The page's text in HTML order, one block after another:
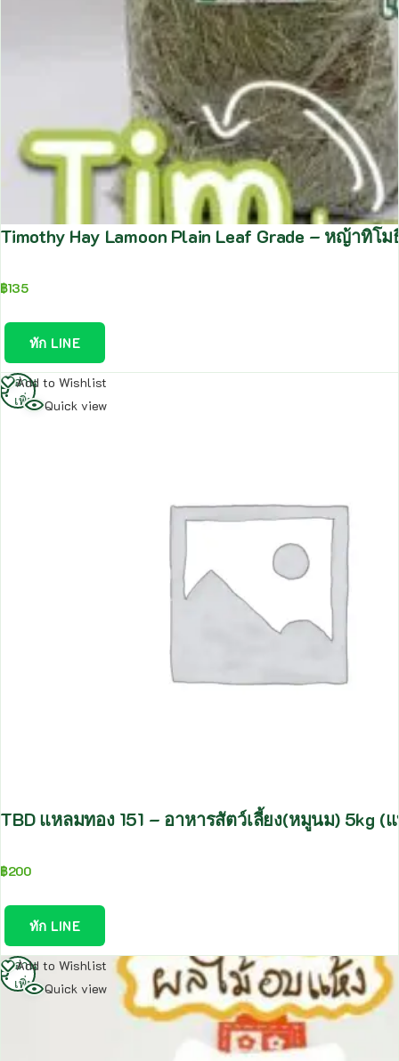
Timothy Hay Lamoon Plain Leaf Grade – หญ้าทิโม
฿135
ทัก LINE
Add to Wishlist
Quick view
TBD แหลมทอง 151 – อาหารสัตว์เลี้ยง(หมูนม) 5kg (
฿200
ทัก LINE
อ่าน
เพิ่ม
Add to Wishlist
Quick view
อ่าน
เพิ่ม